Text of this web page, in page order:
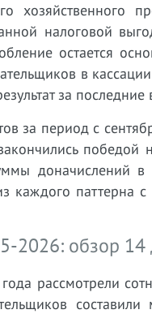
хозяйственного
налоговой
остается
в
за последние
за период с
победой
доначислений в
паттерна
2026: обзор 14
рассмотрели